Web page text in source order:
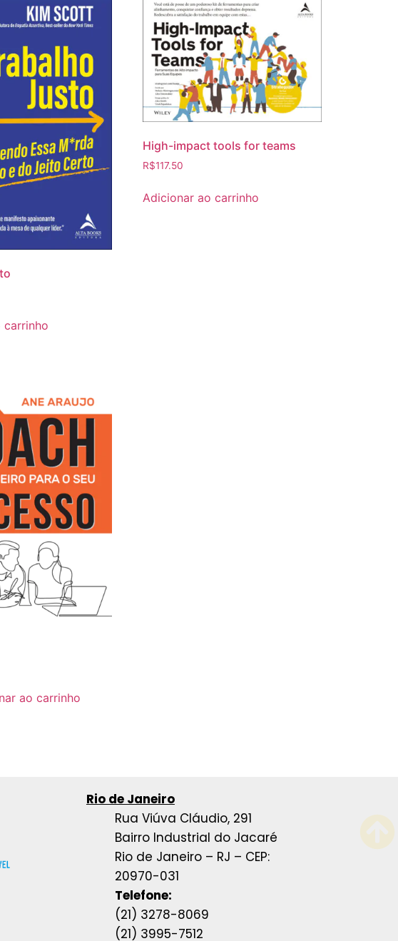
carrinho
High-impact tools for teams
R$117.50
Adicionar ao carrinho
ao carrinho
Rio de Janeiro
Rua Viúva Cláudio, 291
Bairro Industrial do Jacaré
Rio de Janeiro – RJ – CEP:
20970-031
Telefone:
(21) 3278-8069
(21) 3995-7512